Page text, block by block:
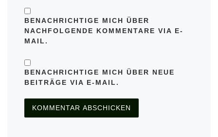
BENACHRICHTIGE MICH ÜBER
NACHFOLGENDE KOMMENTARE VIA E-
MAIL.
BENACHRICHTIGE MICH ÜBER NEUE
BEITRÄGE VIA E-MAIL.